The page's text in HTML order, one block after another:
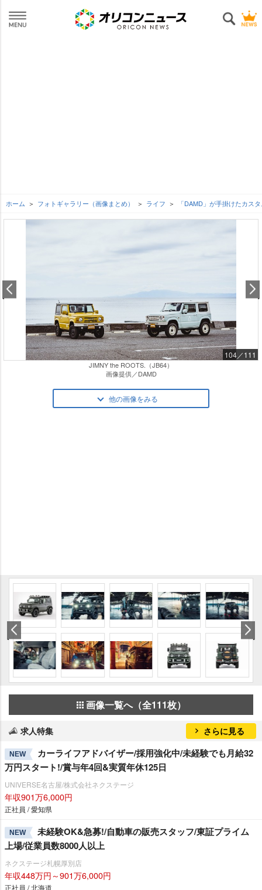
ホーム フォトギャラリー（画像まとめ） ライフ 「DAMD」が手掛けたカス
104／111
JIMNY the ROOTS.（JB64）
画像提供／DAMD
他の画像をみる
画像一覧へ（全111枚）
求人特集 さらに見る
NEW
カーライフアドバイザー/採用強化中/未経験でも月給32
万円スタート!/賞与年4回&実質年休125日
UNIVERSE名古屋/株式会社ネクステージ
年収901万6,000円
正社員 / 愛知県
NEW
未経験OK&急募!/自動車の販売スタッフ/東証プライム
上場/従業員数8000人以上
ネクステージ札幌厚別店
年収448万円～901万6,000円
正社員 / 北海道